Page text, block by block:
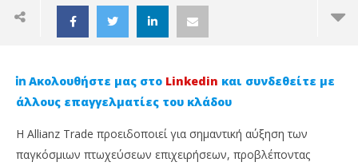
Ακολουθήστε μας στο Linkedin και συνδεθείτε με
άλλους επαγγελματίες του κλάδου
Η Allianz Trade προειδοποιεί για σημαντική αύξηση των
παγκόσμιων πτωχεύσεων επιχειρήσεων, προβλέποντας